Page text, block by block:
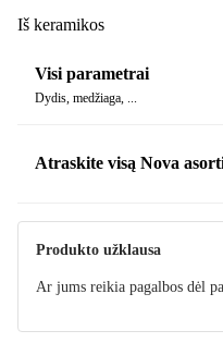
Iš keramikos
Visi parametrai
Dydis, medžiaga, ...
Atraskite visą Nova
Produkto užklausa
Ar jums reikia pagalbos dėl